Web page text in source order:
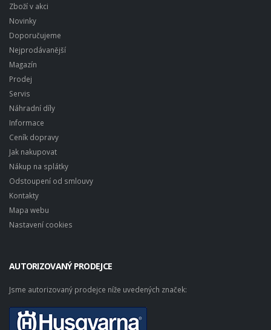
Zboží v akci
Novinky
Doporučujeme
Nejprodávanější
Magazín
Prodej
Servis
Náhradní díly
Informace
Ceník dopravy
Jak nakupovat
Nákup na splátky
Odstoupení od smlouvy
Kontakty
Mapa webu
Nastavení cookies
AUTORIZOVANÝ PRODEJCE
Jsme autorizovaný prodejce níže uvedených značek: